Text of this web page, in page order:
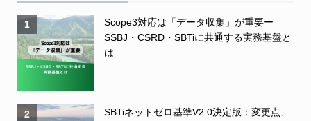
1
Scope3対応は「データ収集」が重要ー
SSBJ・CSRD・SBTiに共通する実務基盤と
は
2
SBTiネットゼロ基準V2.0決定版：変更点、